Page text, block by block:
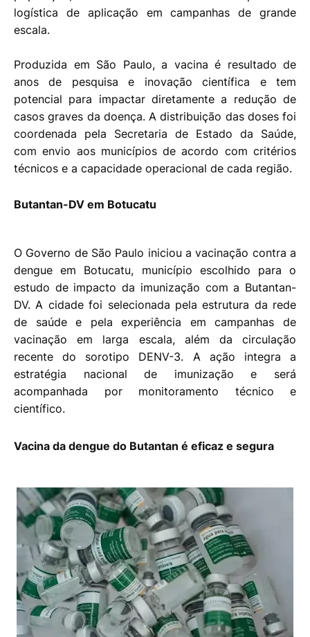
logística de aplicação em campanhas de grande
escala.
Produzida em São Paulo, a vacina é resultado de
anos de pesquisa e inovação científica e tem
potencial para impactar diretamente a redução de
casos graves da doença. A distribuição das doses foi
coordenada pela Secretaria de Estado da Saúde,
com envio aos municípios de acordo com critérios
técnicos e a capacidade operacional de cada região.
Butantan-DV em Botucatu
O Governo de São Paulo iniciou a vacinação contra a
dengue em Botucatu, município escolhido para o
estudo de impacto da imunização com a Butantan-
DV. A cidade foi selecionada pela estrutura da rede
de saúde e pela experiência em campanhas de
vacinação em larga escala, além da circulação
recente do sorotipo DENV-3. A ação integra a
estratégia nacional de imunização e será
acompanhada por monitoramento técnico e
científico.
Vacina da dengue do Butantan é eficaz e segura